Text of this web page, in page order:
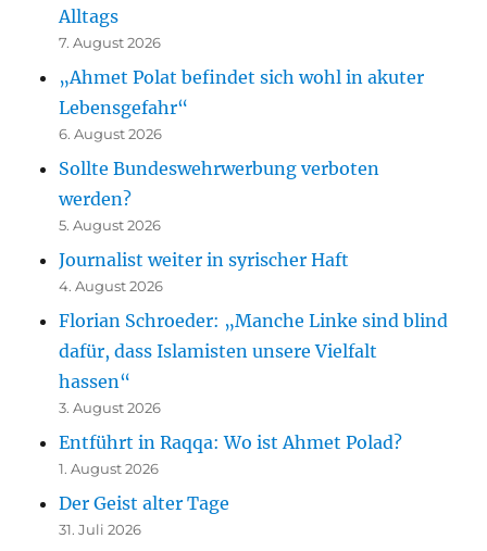
Alltags
7. August 2026
„Ahmet Polat befindet sich wohl in akuter
Lebensgefahr“
6. August 2026
Sollte Bundeswehrwerbung verboten
werden?
5. August 2026
Journalist weiter in syrischer Haft
4. August 2026
Florian Schroeder: „Manche Linke sind blind
dafür, dass Islamisten unsere Vielfalt
hassen“
3. August 2026
Entführt in Raqqa: Wo ist Ahmet Polad?
1. August 2026
Der Geist alter Tage
31. Juli 2026